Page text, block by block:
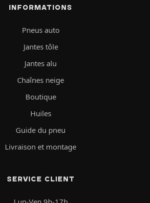
INFORMATIONS
Pneus auto
Jantes tôle
Jantes alu
Chaînes neige
Boutique
Huiles
Guide du pneu
Livraison et montage
SERVICE CLIENT